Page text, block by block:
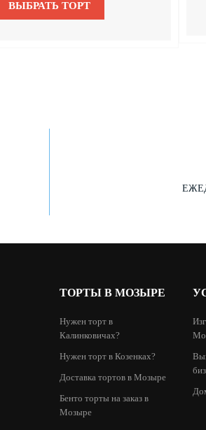
ВЫБРАТЬ ТОРТ
ТОРТЫ В МОЗЫРЕ
Нужен торт в
Калинковичах?
Нужен торт в Козенках?
Доставка тортов в Мозыре
Бенто торты на заказ в
Мозыре